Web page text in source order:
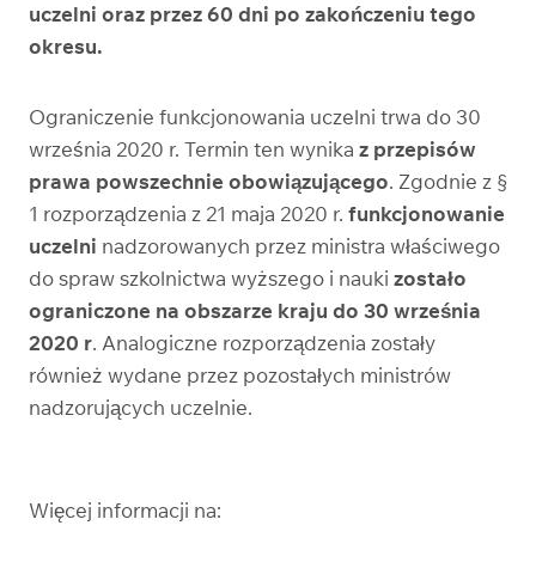
uczelni oraz przez 60 dni po zakończeniu tego
okresu.
Ograniczenie funkcjonowania uczelni trwa do 30
września 2020 r. Termin ten wynika z przepisów
prawa powszechnie obowiązującego. Zgodnie z §
1 rozporządzenia z 21 maja 2020 r. funkcjonowanie
uczelni nadzorowanych przez ministra właściwego
do spraw szkolnictwa wyższego i nauki zostało
ograniczone na obszarze kraju do 30 września
2020 r. Analogiczne rozporządzenia zostały
również wydane przez pozostałych ministrów
nadzorujących uczelnie.
Więcej informacji na: